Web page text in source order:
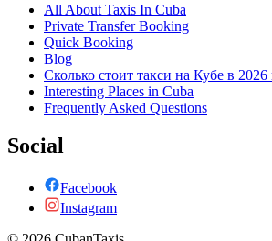
All About Taxis In Cuba
Private Transfer Booking
Quick Booking
Blog
Сколько стоит такси на Кубе в 2026
Interesting Places in Cuba
Frequently Asked Questions
Social
Facebook
Instagram